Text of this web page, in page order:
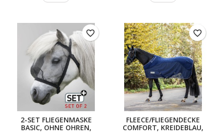
2-SET FLIEGENMASKE
BASIC, OHNE OHREN,
favorite_border
FLEECE/FLIEGENDECKE
COMFORT, KREIDEBLAU,
favorite_border